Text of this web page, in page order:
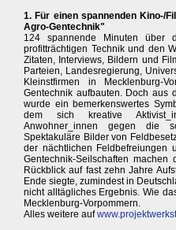
1. Für einen spannenden Kino-/
Agro-Gentechnik"
124 spannende Minuten über
profitträchtigen Technik und den
Zitaten, Interviews, Bildern und
Parteien, Landesregierung,
Kleinstfirmen in Mecklenburg-
Gentechnik aufbauten. Doch aus
wurde ein bemerkenswertes
dem sich kreative
Anwohner_innen gegen die
Spektakuläre Bilder von
der nächtlichen Feldbefreiungen
Gentechnik-Seilschaften
Rückblick auf fast zehn Jahre
Ende siegte, zumindest in
nicht alltägliches Ergebnis. Wie
Mecklenburg-Vorpommern.
Alles weitere auf